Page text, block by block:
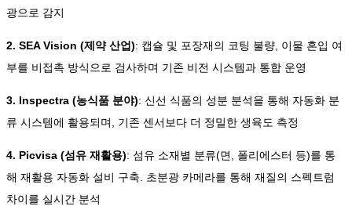
광으로 감지
2. SEA Vision (제약 산업): 캡슐 및 포장재의 코팅 불량, 이물 혼입 여
부를 비접촉 방식으로 검사하며 기존 비전 시스템과 통합 운영
3. Inspectra (농식품 분야): 신선 식품의 성분 분석을 통해 자동화 분
류 시스템에 활용되며, 기존 센서보다 더 정밀한 생육도 측정
4. Picvisa (섬유 재활용): 섬유 소재별 분류(면, 폴리에스터 등)를 통
해 재활용 자동화 설비 구축. 초분광 카메라를 통해 재질의 스펙트럼
차이를 실시간 분석